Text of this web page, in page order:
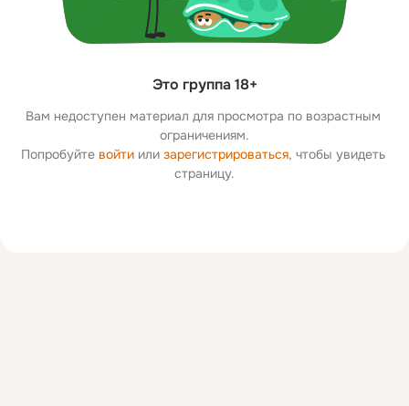
Это группа 18+
Вам недоступен материал для просмотра по возрастным
ограничениям.
Попробуйте войти или зарегистрироваться, чтобы увидеть
страницу.